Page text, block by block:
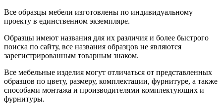
Все образцы мебели изготовлены по индивидуальному
проекту в единственном экземпляре.
Образцы имеют названия для их различия и более быстрого
поиска по сайту, все названия образцов не являются
зарегистрированным товарным знаком.
Все мебельные изделия могут отличаться от представленных
образцов по цвету, размеру, комплектации, фурнитуре, а также
способами монтажа и производителями комплектующих и
фурнитуры.